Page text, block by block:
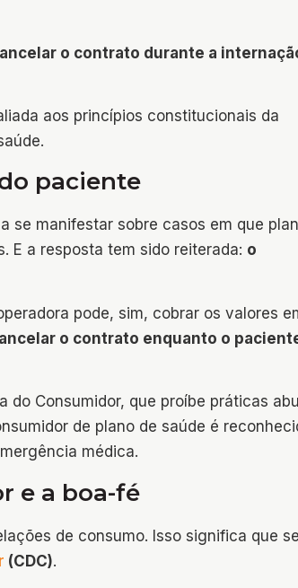
o contrato durante a
aos princípios constitucionais da
paciente
se manifestar sobre casos em que
E a resposta tem sido reiterada: o
pode, sim, cobrar os valores
o contrato enquanto o
do Consumidor, que proíbe práticas
de plano de saúde é
médica.
e a boa-fé
de consumo. Isso significa que se
(CDC).